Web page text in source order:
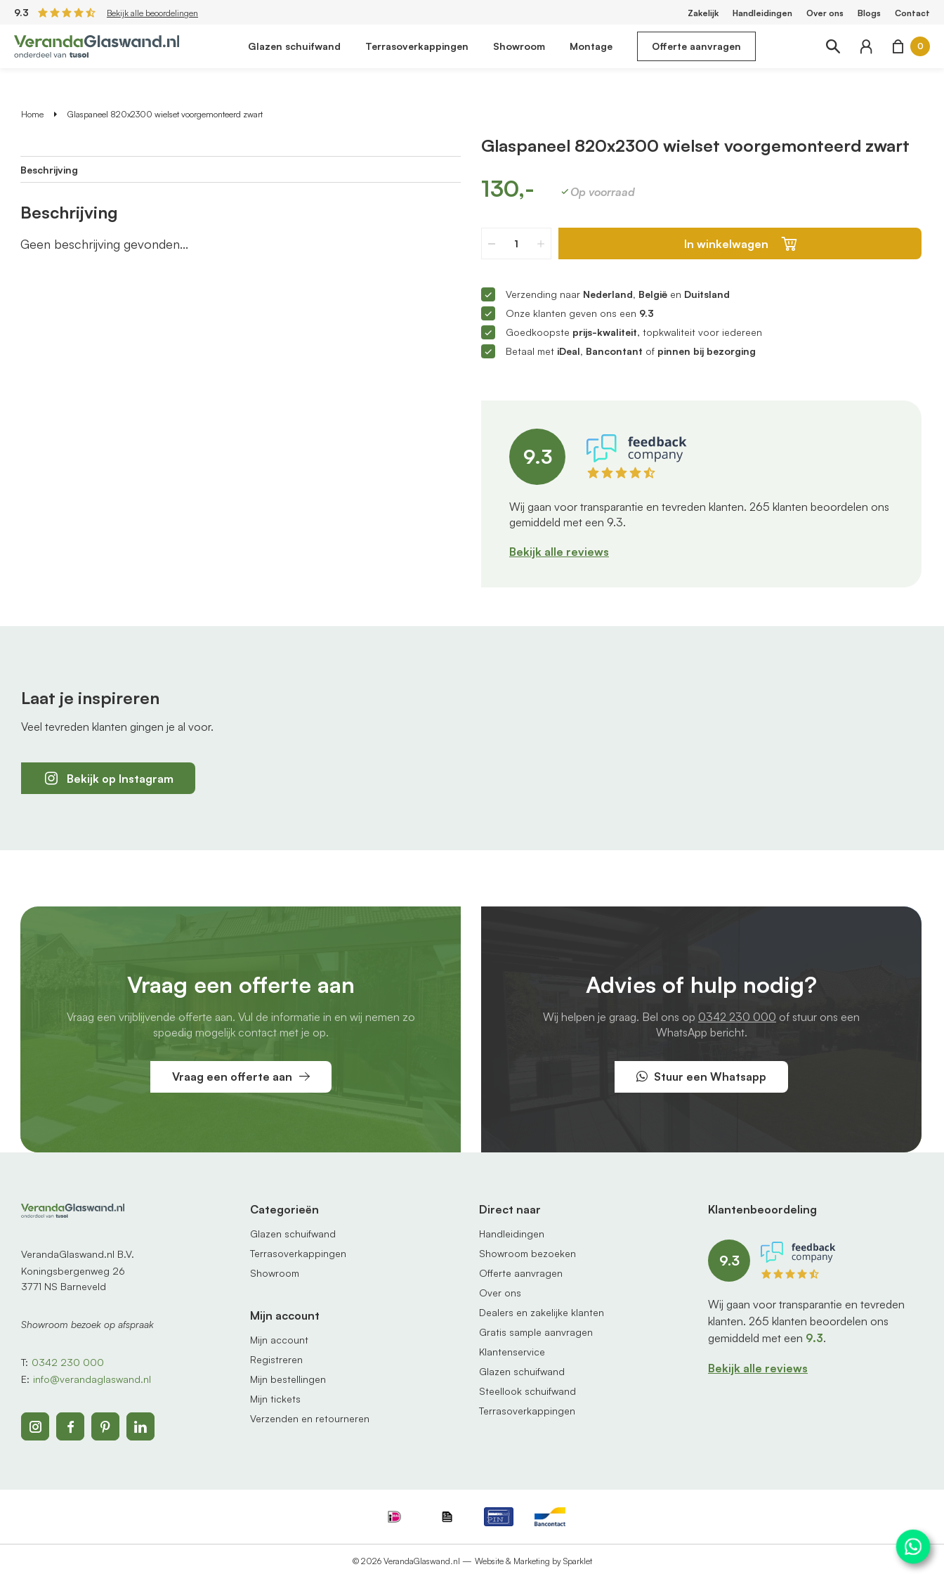
9.3 Bekijk alle beoordelingen Zakelijk Handleidingen Over ons Blogs Contact
Glazen schuifwand Terrasoverkappingen Showroom Montage Offerte aanvragen 0
Home Glaspaneel 820x2300 wielset voorgemonteerd zwart
Beschrijving
Beschrijving
Geen beschrijving gevonden...
Glaspaneel 820x2300 wielset voorgemonteerd zwart
130,- Op voorraad
In winkelwagen
Verzending naar Nederland, België en Duitsland
Onze klanten geven ons een 9.3
Goedkoopste prijs-kwaliteit, topkwaliteit voor iedereen
Betaal met iDeal, Bancontant of pinnen bij bezorging
9.3
Wij gaan voor transparantie en tevreden klanten. 265 klanten beoordelen ons
gemiddeld met een 9.3.
Bekijk alle reviews
Laat je inspireren
Veel tevreden klanten gingen je al voor.
Bekijk op Instagram
Vraag een offerte aan
Vraag een vrijblijvende offerte aan. Vul de informatie in en wij nemen zo
spoedig mogelijk contact met je op.
Vraag een offerte aan
Advies of hulp nodig?
Wij helpen je graag. Bel ons op 0342 230 000 of stuur ons een
WhatsApp bericht.
Stuur een Whatsapp
VerandaGlaswand.nl B.V.
Koningsbergenweg 26
3771 NS Barneveld
Showroom bezoek op afspraak
T: 0342 230 000
E: info@verandaglaswand.nl
Categorieën
Glazen schuifwand
Terrasoverkappingen
Showroom
Mijn account
Mijn account
Registreren
Mijn bestellingen
Mijn tickets
Verzenden en retourneren
Direct naar
Handleidingen
Showroom bezoeken
Offerte aanvragen
Over ons
Dealers en zakelijke klanten
Gratis sample aanvragen
Klantenservice
Glazen schuifwand
Steellook schuifwand
Terrasoverkappingen
Klantenbeoordeling
9.3
Wij gaan voor transparantie en tevreden
klanten. 265 klanten beoordelen ons
gemiddeld met een 9.3.
Bekijk alle reviews
© 2026 VerandaGlaswand.nl — Website & Marketing by Sparklet